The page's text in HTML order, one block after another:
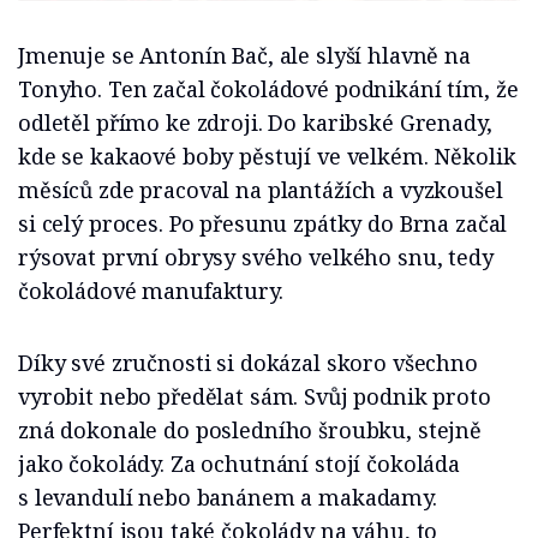
Jmenuje se Antonín Bač, ale slyší hlavně na
Tonyho. Ten začal čokoládové podnikání tím, že
odletěl přímo ke zdroji. Do karibské Grenady,
kde se kakaové boby pěstují ve velkém. Několik
měsíců zde pracoval na plantážích a vyzkoušel
si celý proces. Po přesunu zpátky do Brna začal
rýsovat první obrysy svého velkého snu, tedy
čokoládové manufaktury.
Díky své zručnosti si dokázal skoro všechno
vyrobit nebo předělat sám. Svůj podnik proto
zná dokonale do posledního šroubku, stejně
jako čokolády. Za ochutnání stojí čokoláda
s levandulí nebo banánem a makadamy.
Perfektní jsou také čokolády na váhu, to